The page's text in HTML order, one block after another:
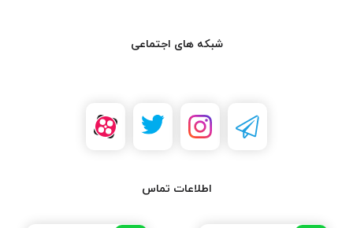
شبکه های اجتماعی
اطلاعات تماس